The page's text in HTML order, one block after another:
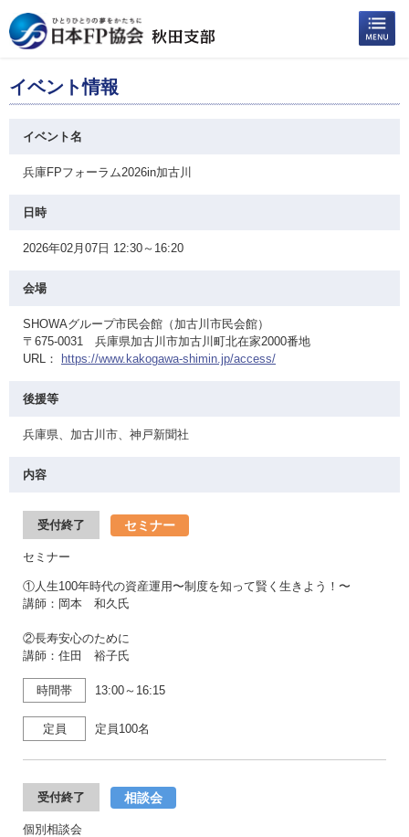
イベント情報
イベント名
兵庫FPフォーラム2026in加古川
日時
2026年02月07日 12:30～16:20
会場
SHOWAグループ市民会館（加古川市民会館）
〒675-0031 兵庫県加古川市加古川町北在家2000番地
URL：
https://www.kakogawa-shimin.jp/access/
後援等
兵庫県、加古川市、神戸新聞社
内容
受付終了 セミナー
セミナー
①人生100年時代の資産運用〜制度を知って賢く生きよう！〜
講師：岡本 和久氏
②長寿安心のために
講師：住田 裕子氏
時間帯 13:00～16:15
定員 定員100名
受付終了 相談会
個別相談会